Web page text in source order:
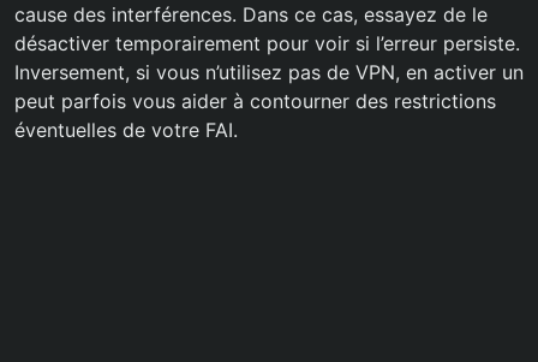
cause des interférences. Dans ce cas, essayez de le
désactiver temporairement pour voir si l’erreur persiste.
Inversement, si vous n’utilisez pas de VPN, en activer un
peut parfois vous aider à contourner des restrictions
éventuelles de votre FAI.